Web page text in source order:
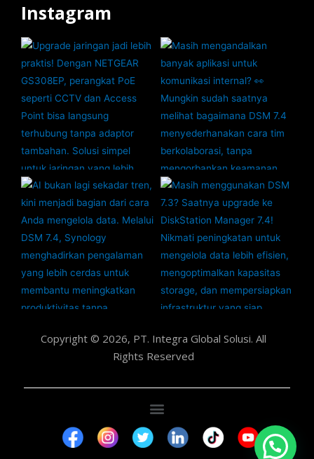
Instagram
Copyright © 2026, PT. Integra Global Solusi. All
Rights Reserved